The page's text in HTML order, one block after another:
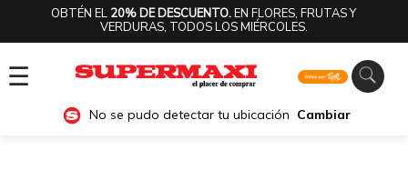
OBTÉN EL 20% DE DESCUENTO.EN FLORES, FRUTAS Y
VERDURAS, TODOS LOS MIÉRCOLES.
☰
No se pudo detectar tu ubicación Cambiar